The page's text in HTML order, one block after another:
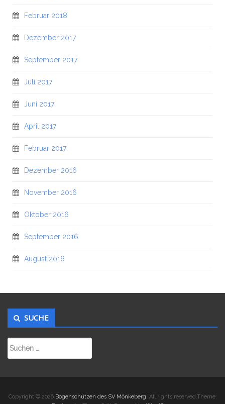
Februar 2018
Dezember 2017
September 2017
Juli 2017
Juni 2017
April 2017
Februar 2017
Dezember 2016
November 2016
Oktober 2016
September 2016
August 2016
SUCHE
Suchen
Copyright © 2026 Bogenschützen des SV Mönkeberg. All rights reserved.Theme: